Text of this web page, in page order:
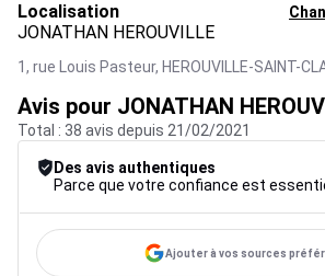
Localisation
JONATHAN HEROUVILLE
1, rue Louis Pasteur, HEROUVILLE-SAINT-
Avis pour JONATHAN
Total : 38 avis depuis 21/02/2021
Des avis authentiques
Ajouter à vos sources